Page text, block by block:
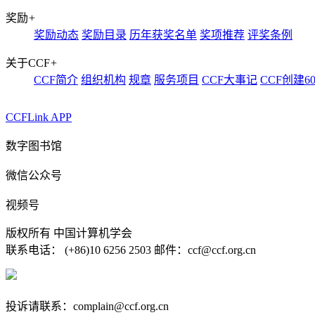
奖励+
奖励动态 奖励目录 历年获奖名单 奖项推荐 评奖条例
关于CCF+
CCF简介 组织机构 规章 服务项目 CCF大事记 CCF创建
CCFLink APP
数字图书馆
微信公众号
视频号
版权所有 中国计算机学会
联系电话： (+86)10 6256 2503 邮件：ccf@ccf.org.cn
投诉请联系：complain@ccf.org.cn